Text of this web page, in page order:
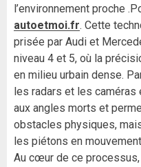
l’environnement proche
autoetmoi.fr. Cette
prisée par Audi et
niveau 4 et 5, où la
en milieu urbain dense.
les radars et les
aux angles morts et
obstacles physiques,
les piétons en
Au cœur de ce